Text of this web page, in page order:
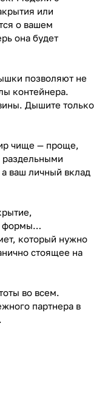
или
о вашем
она будет
позволяют не
контейнера.
Дышите только
чище — проще,
ваш личный вклад
формы…
который нужно
стоящее на
во всем.
партнера в